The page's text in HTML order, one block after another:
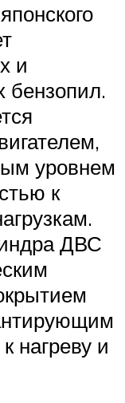
и
бензопил.
уровнем
к
ДВС
нагреву и